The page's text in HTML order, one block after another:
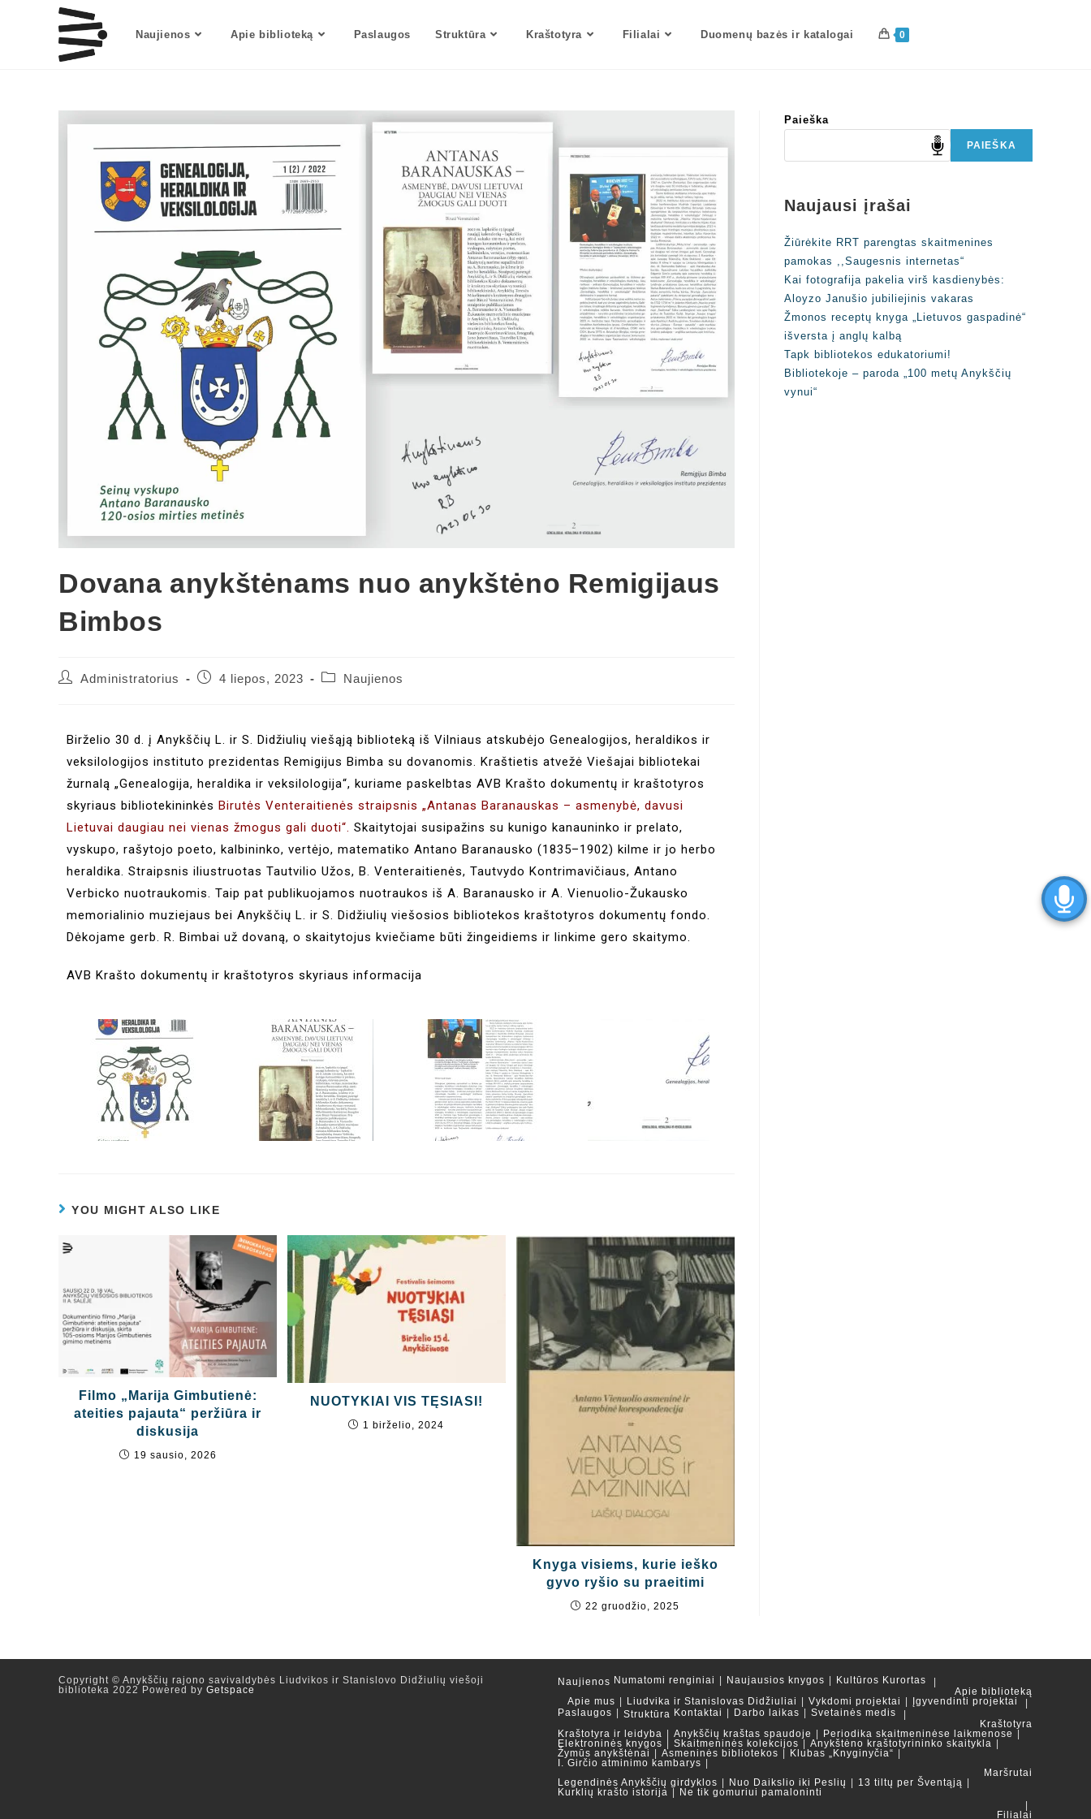
Naujienos Apie biblioteką Paslaugos Struktūra Kraštotyra Filialai Duomenų bazės ir katalogai 0
Dovana anykštėnams nuo anykštėno Remigijaus
Bimbos
Administratorius 4 liepos, 2023 Naujienos
Birželio 30 d. į Anykščių L. ir S. Didžiulių viešąją biblioteką iš Vilniaus atskubėjo Genealogijos, heraldikos ir
veksilologijos instituto prezidentas Remigijus Bimba su dovanomis. Kraštietis atvežė Viešajai bibliotekai
žurnalą „Genealogija, heraldika ir veksilologija“, kuriame paskelbtas AVB Krašto dokumentų ir kraštotyros
skyriaus bibliotekininkės Birutės Venteraitienės straipsnis „Antanas Baranauskas – asmenybė, davusi
Lietuvai daugiau nei vienas žmogus gali duoti“. Skaitytojai susipažins su kunigo kanauninko ir prelato,
vyskupo, rašytojo poeto, kalbininko, vertėjo, matematiko Antano Baranausko (1835–1902) kilme ir jo herbo
heraldika. Straipsnis iliustruotas Tautvilio Užos, B. Venteraitienės, Tautvydo Kontrimavičiaus, Antano
Verbicko nuotraukomis. Taip pat publikuojamos nuotraukos iš A. Baranausko ir A. Vienuolio-Žukausko
memorialinio muziejaus bei Anykščių L. ir S. Didžiulių viešosios bibliotekos kraštotyros dokumentų fondo.
Dėkojame gerb. R. Bimbai už dovaną, o skaitytojus kviečiame būti žingeidiems ir linkime gero skaitymo.
AVB Krašto dokumentų ir kraštotyros skyriaus informacija
YOU MIGHT ALSO LIKE
Filmo „Marija Gimbutienė:
ateities pajauta“ peržiūra ir
diskusija
19 sausio, 2026
NUOTYKIAI VIS TĘSIASI!
1 birželio, 2024
Knyga visiems, kurie ieško
gyvo ryšio su praeitimi
22 gruodžio, 2025
Paieška
PAIEŠKA
Naujausi įrašai
Žiūrėkite RRT parengtas skaitmenines
pamokas ,,Saugesnis internetas“
Kai fotografija pakelia virš kasdienybės:
Aloyzo Janušio jubiliejinis vakaras
Žmonos receptų knyga „Lietuvos gaspadinė“
išversta į anglų kalbą
Tapk bibliotekos edukatoriumi!
Bibliotekoje – paroda „100 metų Anykščių
vynui“
Naujienos Numatomi renginiai Naujausios knygos
Kultūros Kurortas
Apie biblioteką
Apie mus
Liudvika ir Stanislovas Didžiuliai Vykdomi projektai
Įgyvendinti projektai
Paslaugos
Struktūra Kontaktai Darbo laikas
Svetainės medis
Kraštotyra
Kraštotyra ir leidyba
Anykščių kraštas spaudoje
Periodika skaitmeninėse laikmenose
Elektroninės knygos
Skaitmeninės kolekcijos
Anykštėno kraštotyrininko skaitykla
Žymūs anykštėnai
Asmeninės bibliotekos
Klubas „Knyginyčia“
I. Girčio atminimo kambarys
Maršrutai
Legendinės Anykščių girdyklos
Nuo Daikslio iki Peslių
13 tiltų per Šventąją
Kurklių krašto istorija
Ne tik gomuriui pamaloninti
Filialai
Copyright © Anykščių rajono savivaldybės Liudvikos ir Stanislovo Didžiulių viešoji
biblioteka 2022 Powered by Getspace